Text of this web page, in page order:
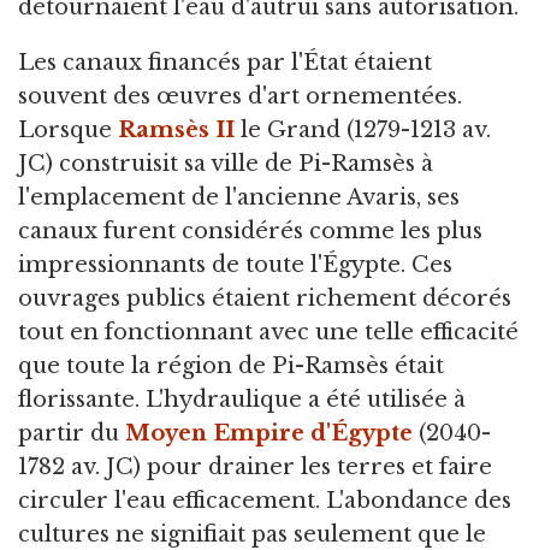
détournaient l'eau d'autrui sans autorisation.
Les canaux financés par l'État étaient
souvent des œuvres d'art ornementées.
Lorsque Ramsès II le Grand (1279-1213 av.
JC) construisit sa ville de Pi-Ramsès à
l'emplacement de l'ancienne Avaris, ses
canaux furent considérés comme les plus
impressionnants de toute l'Égypte. Ces
ouvrages publics étaient richement décorés
tout en fonctionnant avec une telle efficacité
que toute la région de Pi-Ramsès était
florissante. L'hydraulique a été utilisée à
partir du Moyen Empire d'Égypte (2040-
1782 av. JC) pour drainer les terres et faire
circuler l'eau efficacement. L'abondance des
cultures ne signifiait pas seulement que le